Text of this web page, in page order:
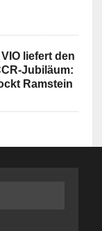
liefert den
Jubiläum:
Ramstein